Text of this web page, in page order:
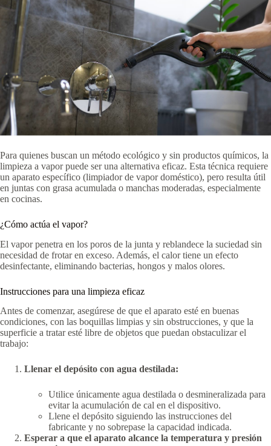
Para quienes buscan un método ecológico y sin productos químicos, la
limpieza a vapor puede ser una alternativa eficaz. Esta técnica requiere
un aparato específico (limpiador de vapor doméstico), pero resulta útil
en juntas con grasa acumulada o manchas moderadas, especialmente
en cocinas.
¿Cómo actúa el vapor?
El vapor penetra en los poros de la junta y reblandece la suciedad sin
necesidad de frotar en exceso. Además, el calor tiene un efecto
desinfectante, eliminando bacterias, hongos y malos olores.
Instrucciones para una limpieza eficaz
Antes de comenzar, asegúrese de que el aparato esté en buenas
condiciones, con las boquillas limpias y sin obstrucciones, y que la
superficie a tratar esté libre de objetos que puedan obstaculizar el
trabajo:
Llenar el depósito con agua destilada:
Utilice únicamente agua destilada o desmineralizada para
evitar la acumulación de cal en el dispositivo.
Llene el depósito siguiendo las instrucciones del
fabricante y no sobrepase la capacidad indicada.
Esperar a que el aparato alcance la temperatura y presión